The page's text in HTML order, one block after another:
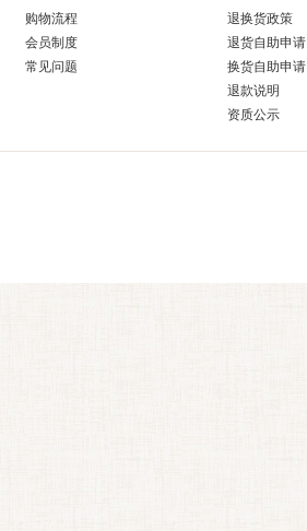
购物流程
会员制度
常见问题
退换货政策
退货自助申请
换货自助申请
退款说明
资质公示